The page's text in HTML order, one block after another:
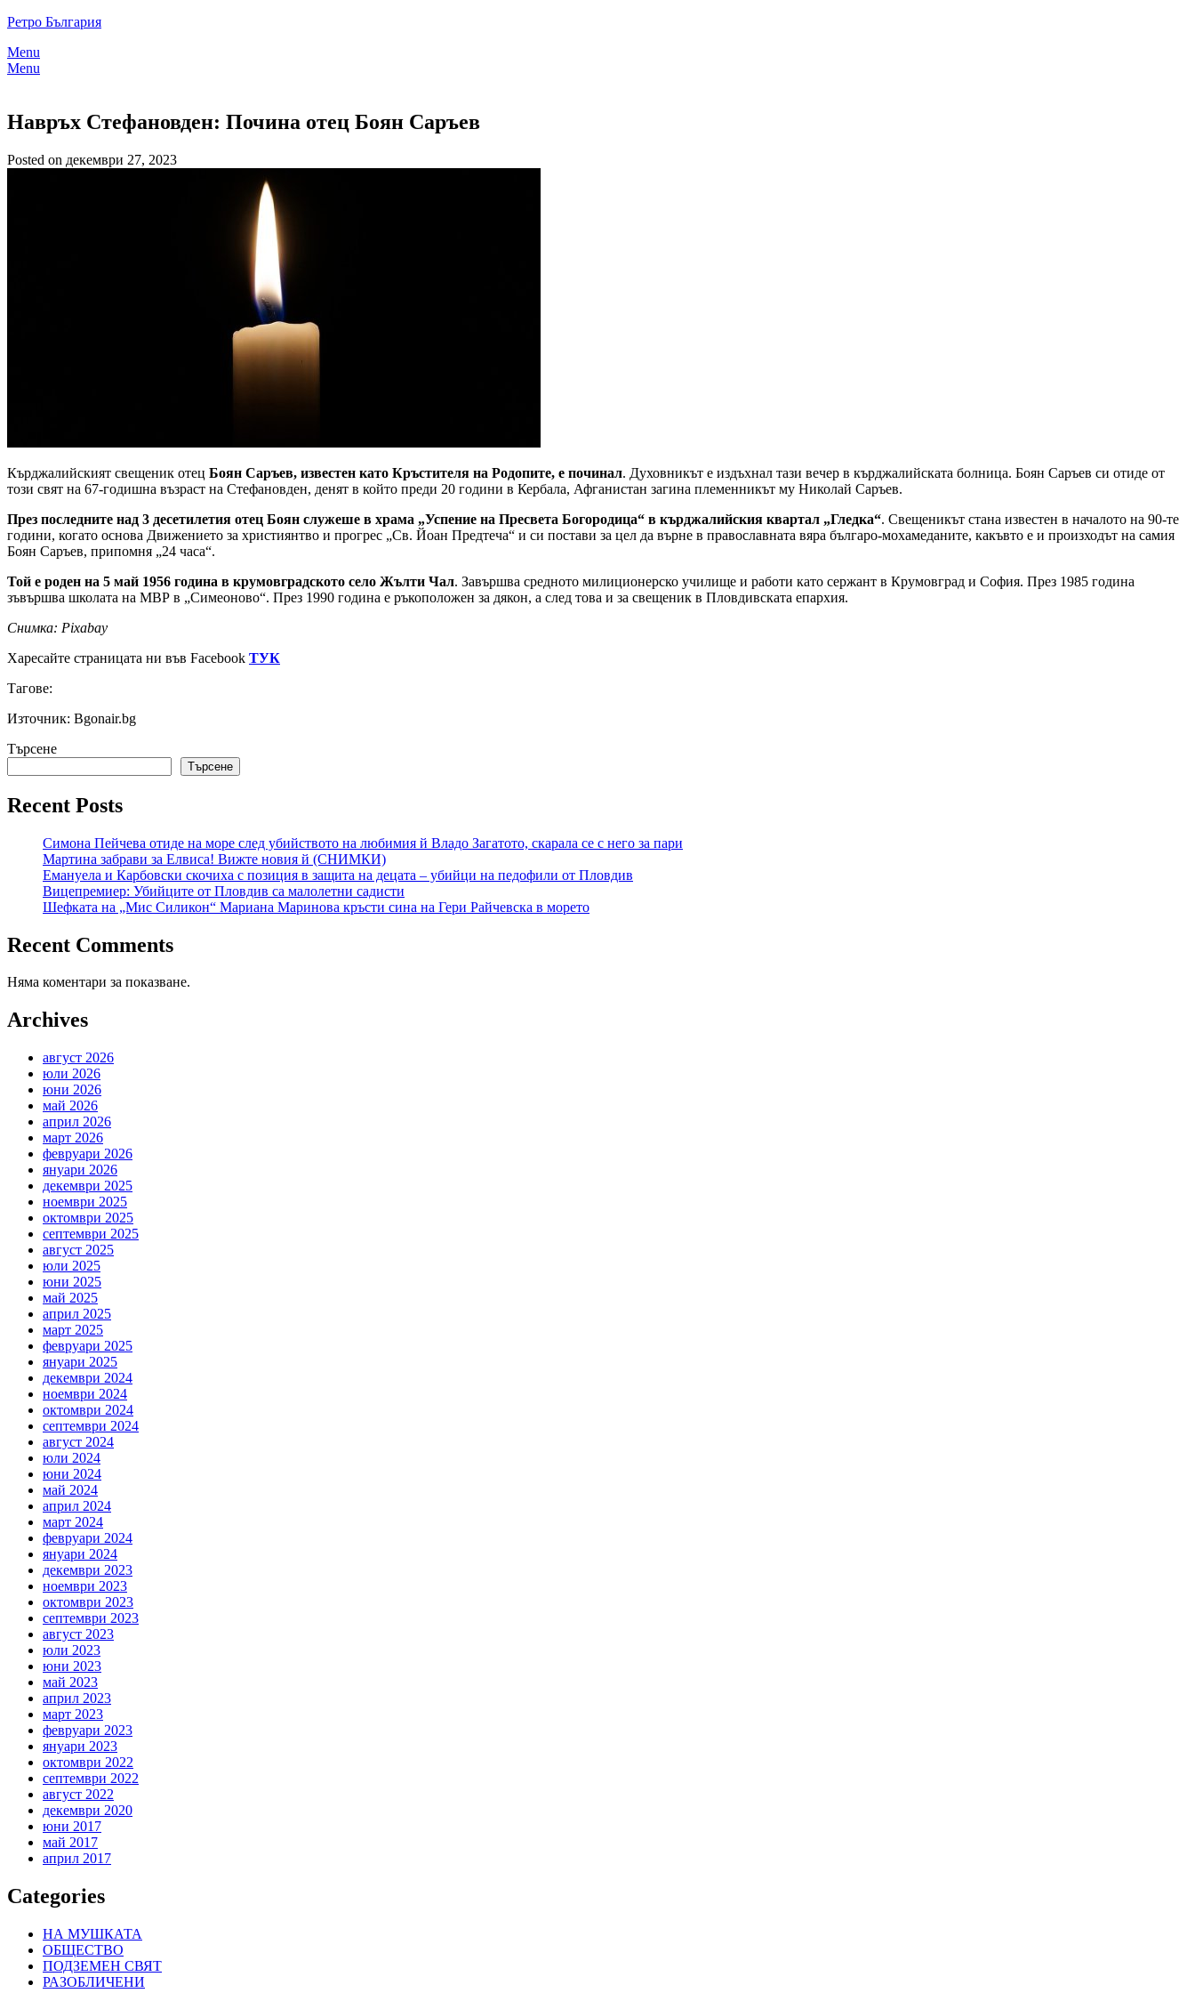
Skip
content
Ретро България
Menu
Menu
Навръх Стефановден: Почина отец Боян Саръев
Posted on декември 27, 2023
Кърджалийският свещеник отец Боян Саръев, известен като Кръстителя на Родопите, е починал. Духовникът е издъхнал тази вечер в кърджалийската болница. Боян Саръев си отиде от
този свят на 67-годишна възраст на Стефановден, денят в който преди 20 години в Кербала, Афганистан загина племенникът му Николай Саръев.
През последните над 3 десетилетия отец Боян служеше в храма „Успение на Пресвета Богородица“ в кърджалийския квартал „Гледка“. Свещеникът стана известен в началото на 90-те
години, когато основа Движението за християнтво и прогрес „Св. Йоан Предтеча“ и си постави за цел да върне в православната вяра българо-мохамеданите, какъвто е и произходът на самия
Боян Саръев, припомня „24 часа“.
Той е роден на 5 май 1956 година в крумовградското село Жълти Чал. Завършва средното милиционерско училище и работи като сержант в Крумовград и София. През 1985 година
зъвършва школата на МВР в „Симеоново“. През 1990 година е ръкоположен за дякон, а след това и за свещеник в Пловдивската епархия.
Снимка: Pixabay
Харесайте страницата ни във Facebook ТУК
Тагове:
Източник: Bgonair.bg
Търсене
Търсене
Recent Posts
Симона Пейчева отиде на море след убийството на любимия й Владо Загатото, скарала се с него за пари
Мартина забрави за Елвиса! Вижте новия й (СНИМКИ)
Емануела и Карбовски скочиха с позиция в защита на децата – убийци на педофили от Пловдив
Вицепремиер: Убийците от Пловдив са малолетни садисти
Шефката на „Мис Силикон“ Мариана Маринова кръсти сина на Гери Райчевска в морето
Recent Comments
Няма коментари за показване.
Archives
август 2026
юли 2026
юни 2026
май 2026
април 2026
март 2026
февруари 2026
януари 2026
декември 2025
ноември 2025
октомври 2025
септември 2025
август 2025
юли 2025
юни 2025
май 2025
април 2025
март 2025
февруари 2025
януари 2025
декември 2024
ноември 2024
октомври 2024
септември 2024
август 2024
юли 2024
юни 2024
май 2024
април 2024
март 2024
февруари 2024
януари 2024
декември 2023
ноември 2023
октомври 2023
септември 2023
август 2023
юли 2023
юни 2023
май 2023
април 2023
март 2023
февруари 2023
януари 2023
октомври 2022
септември 2022
август 2022
декември 2020
юни 2017
май 2017
април 2017
Categories
НА МУШКАТА
ОБЩЕСТВО
ПОДЗЕМЕН СВЯТ
РАЗОБЛИЧЕНИ